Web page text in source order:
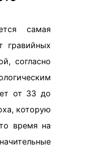
самая
гравийных
согласно
от 33 до
которую
время на